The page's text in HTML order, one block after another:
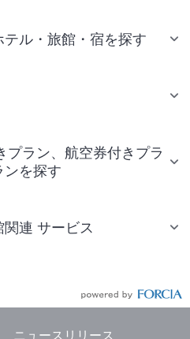
ル・旅館・宿を探す
プラン、航空券付きプラ
ンを探す
連 サービス
ニュースリリース